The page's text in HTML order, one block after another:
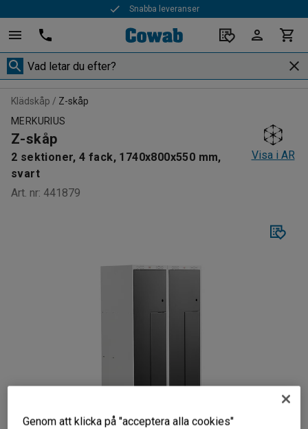
Snabba leveranser
Klädskåp
Z-skåp
MERKURIUS
Z-skåp
2 sektioner, 4 fack, 1740x800x550 mm,
svart
Art. nr: 441879
Visa i AR
Genom att klicka på "acceptera alla cookies"